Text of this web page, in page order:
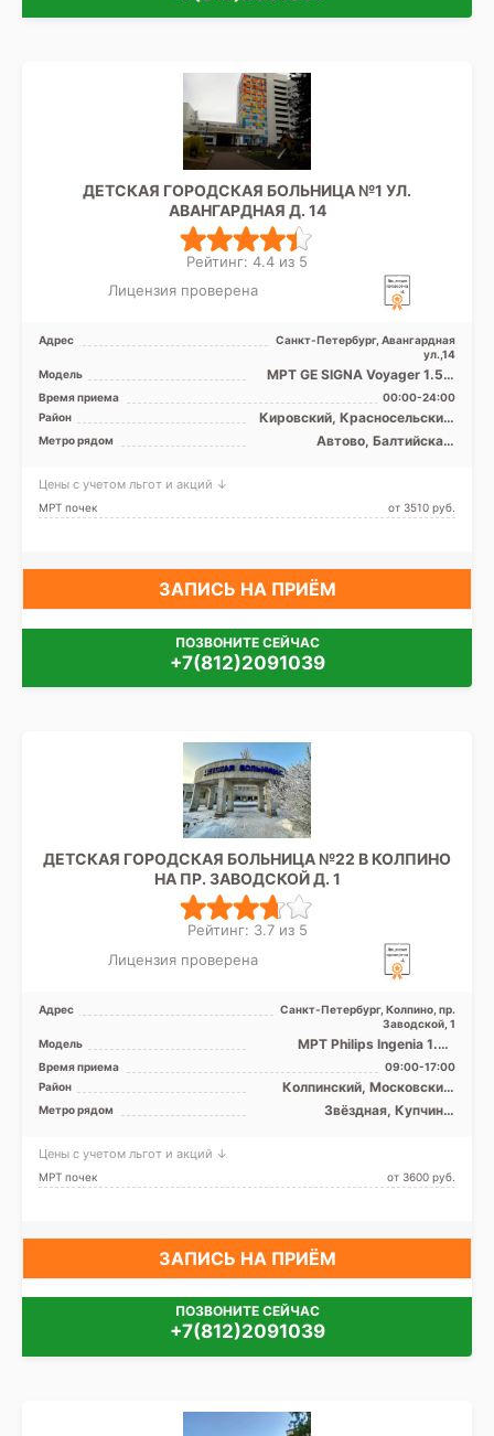
ДЕТСКАЯ ГОРОДСКАЯ БОЛЬНИЦА №1 УЛ.
АВАНГАРДНАЯ Д. 14
Рейтинг: 4.4 из 5
Лицензия проверена
Адрес
Санкт-Петербург, Авангардная
ул.,14
Модель
МРТ GE SIGNA Voyager 1.5 Т
закрытого типа, КТ Siemens
Somatom Difiniti ...
Время приема
00:00-24:00
Район
Кировский, Красносельский,
Московский,
Петродворцовый, Лен.
Метро рядом
Автово, Балтийская,
Цены с учетом льгот и акций ↓
МРТ почек от 3510 pуб.
ЗАПИСЬ НА ПРИЁМ
ПОЗВОНИТЕ СЕЙЧАС
+7(812)2091039
ДЕТСКАЯ ГОРОДСКАЯ БОЛЬНИЦА №22 В КОЛПИНО
НА ПР. ЗАВОДСКОЙ Д. 1
Рейтинг: 3.7 из 5
Лицензия проверена
Адрес
Санкт-Петербург, Колпино, пр.
Заводской, 1
Модель
МРТ Philips Ingenia 1.5T
закрытый тип, КТ GE
BrightSpeed 16 срезов
Время приема
09:00-17:00
Район
Колпинский, Московский,
Невский, Лен. область
Метро рядом
Звёздная, Купчино,
Дунайская, Шушары
Цены с учетом льгот и акций ↓
МРТ почек от 3600 pуб.
ЗАПИСЬ НА ПРИЁМ
ПОЗВОНИТЕ СЕЙЧАС
+7(812)2091039